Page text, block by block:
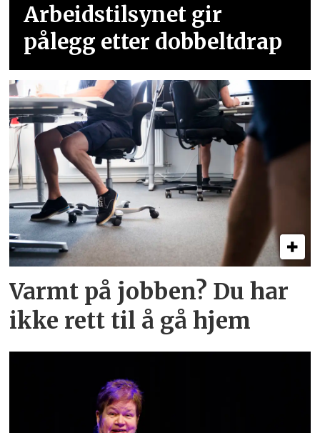
Arbeidstilsynet gir
pålegg etter dobbeltdrap
Varmt på jobben? Du har
ikke rett til å gå hjem